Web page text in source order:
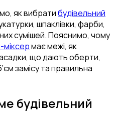
як вибратибудівельний
шпаклівки, фарби,
сумішей. Пояснимо, чому
має межі, як
що дають оберти,
замісу та правильна
будівельний